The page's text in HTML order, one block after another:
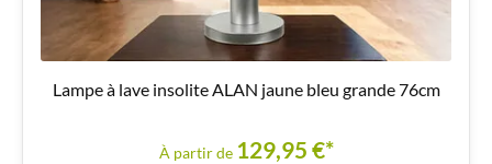
Lampe à lave insolite ALAN jaune bleu grande 76cm
À partir de 129,95 €*